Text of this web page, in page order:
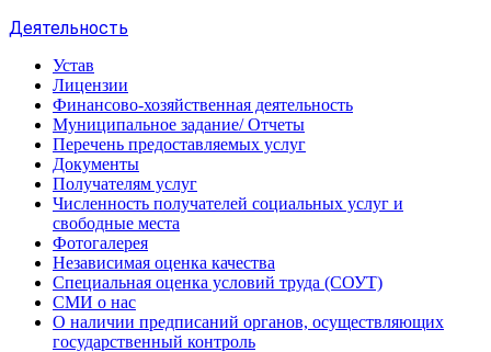
Деятельность
Устав
Лицензии
Финансово-хозяйственная деятельность
Муниципальное задание/ Отчеты
Перечень предоставляемых услуг
Документы
Получателям услуг
Численность получателей социальных услуг и
свободные места
Фотогалерея
Независимая оценка качества
Специальная оценка условий труда (СОУТ)
СМИ о нас
О наличии предписаний органов, осуществляющих
государственный контроль